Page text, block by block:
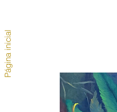
Página inicial